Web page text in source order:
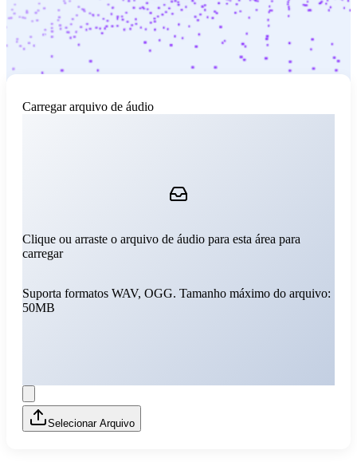
Carregar arquivo de áudio
Clique ou arraste o arquivo de áudio para esta área para
carregar
Suporta formatos WAV, OGG. Tamanho máximo do arquivo:
50MB
Selecionar Arquivo